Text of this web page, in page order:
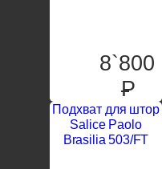
8`800
P
Подхват для штор
Salice Paolo
Brasilia 503/FT